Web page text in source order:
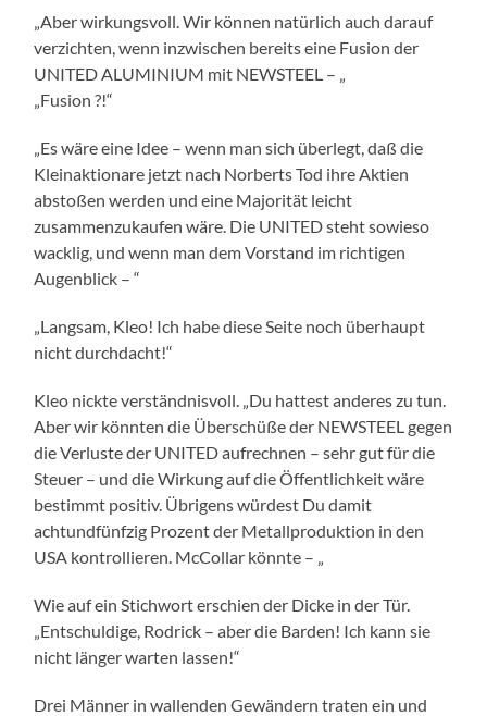
„Aber wirkungsvoll. Wir können natürlich auch darauf
verzichten, wenn inzwischen bereits eine Fusion der
UNITED ALUMINIUM mit NEWSTEEL – „
„Fusion ?!“
„Es wäre eine Idee – wenn man sich überlegt, daß die
Kleinaktionare jetzt nach Norberts Tod ihre Aktien
abstoßen werden und eine Majorität leicht
zusammenzukaufen wäre. Die UNITED steht sowieso
wacklig, und wenn man dem Vorstand im richtigen
Augenblick – “
„Langsam, Kleo! Ich habe diese Seite noch überhaupt
nicht durchdacht!“
Kleo nickte verständnisvoll. „Du hattest anderes zu tun.
Aber wir könnten die Überschüße der NEWSTEEL gegen
die Verluste der UNITED aufrechnen – sehr gut für die
Steuer – und die Wirkung auf die Öffentlichkeit wäre
bestimmt positiv. Übrigens würdest Du damit
achtundfünfzig Prozent der Metallproduktion in den
USA kontrollieren. McCollar könnte – „
Wie auf ein Stichwort erschien der Dicke in der Tür.
„Entschuldige, Rodrick – aber die Barden! Ich kann sie
nicht länger warten lassen!“
Drei Männer in wallenden Gewändern traten ein und